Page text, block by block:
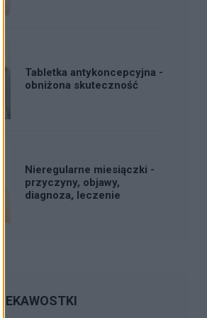
Tabletka antykoncepcyjna -
obniżona skuteczność
Nieregularne miesiączki -
przyczyny, objawy,
diagnoza, leczenie
CIEKAWOSTKI